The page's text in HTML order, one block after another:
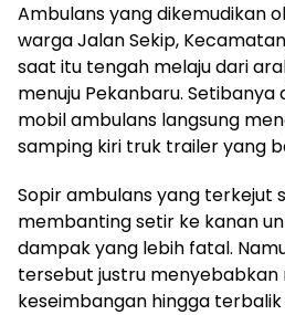
​Ambulans yang dikemudikan
warga Jalan Sekip,
saat itu tengah melaju dari
menuju Pekanbaru. Setibanya
mobil ambulans langsung
samping kiri truk trailer yang
​Sopir ambulans yang terkejut
membanting setir ke kanan
dampak yang lebih fatal.
tersebut justru menyebabkan
keseimbangan hingga